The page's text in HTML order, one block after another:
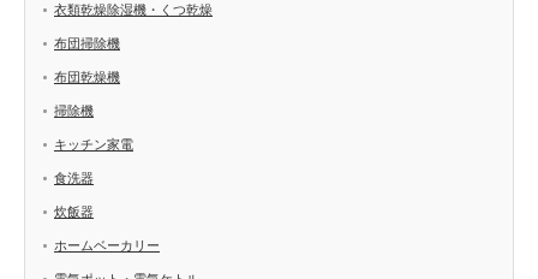
衣類乾燥除湿機・くつ乾燥
布団掃除機
布団乾燥機
掃除機
キッチン家電
食洗器
炊飯器
ホームベーカリー